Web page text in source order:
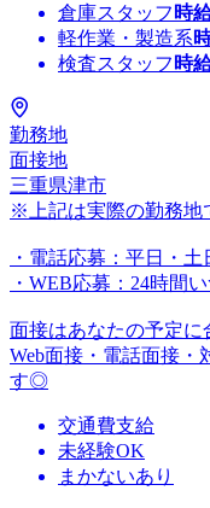
倉庫スタッフ 時
軽作業・製造系
検査スタッフ 時
勤務地
面接地
三重県津市
※上記は実際の勤務地
・電話応募：平日・土
・WEB応募：24時間
面接はあなたの予定に
Web面接・電話面接・
す◎
交通費支給
未経験OK
まかないあり